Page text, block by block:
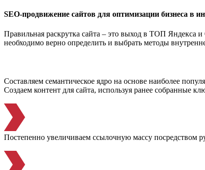
SEO-продвижение сайтов для оптимизации бизнеса в
Правильная раскрутка сайта – это выход в ТОП Яндекса
необходимо верно определить и выбрать методы
Составляем семантическое ядро на основе наиболее
Создаем контент для сайта, используя ранее собранные
Постепенно увеличиваем ссылочную массу посредством